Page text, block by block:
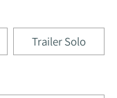
Trailer Solo